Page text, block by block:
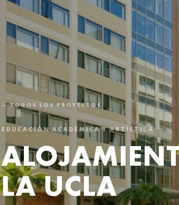
← TODOS LOS PROYECTOS
EDUCACIÓN ACADÉMICA Y ARTÍSTICA
LA UCLA